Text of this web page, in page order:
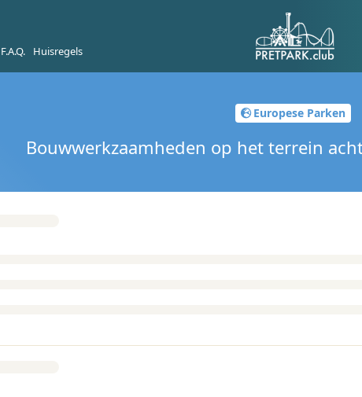
F.A.Q. Huisregels
Europese Parken
Bouwwerkzaamheden op het terrein